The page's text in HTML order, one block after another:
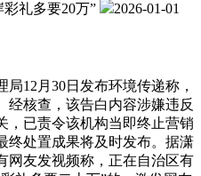
礼多要20万”
2026-01-01
12月30日发布环境传递称，
经核查，该告白内容涉嫌违反
，已责令该机构当即终止营销
终处置成果将及时发布。据潇
网友发视频称，正在自治区有